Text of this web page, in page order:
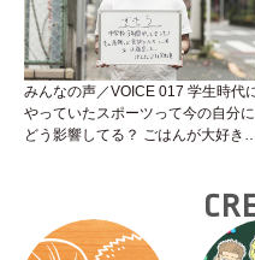
みんなの声／VOICE 017 学生時代
やっていたスポーツって今の自分に
どう影響してる？ ごはんが大好きな